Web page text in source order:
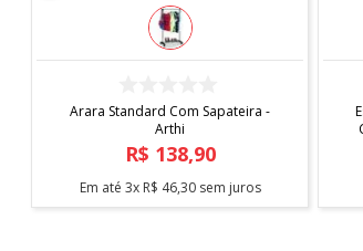
Capa de Cadeira Malha
Estampada
R$ 19,90
Em até 1x R$ 19,90sem juros